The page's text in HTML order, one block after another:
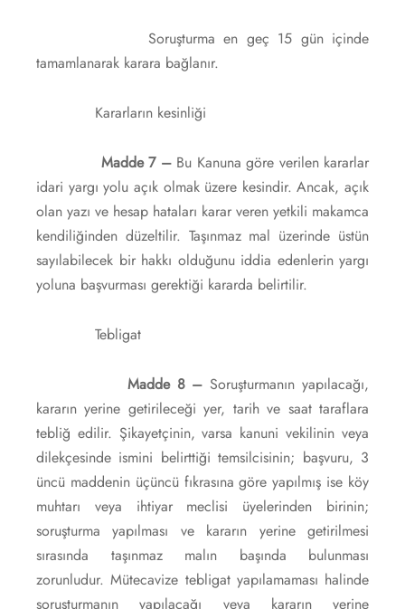
Soruşturma en geç 15 gün içinde
tamamlanarak karara bağlanır.
Kararların kesinliği
Madde 7 – Bu Kanuna göre verilen kararlar
idari yargı yolu açık olmak üzere kesindir. Ancak, açık
olan yazı ve hesap hataları karar veren yetkili makamca
kendiliğinden düzeltilir. Taşınmaz mal üzerinde üstün
sayılabilecek bir hakkı olduğunu iddia edenlerin yargı
yoluna başvurması gerektiği kararda belirtilir.
Tebligat
Madde 8 –Soruşturmanın yapılacağı,
kararın yerine getirileceği yer, tarih ve saat taraflara
tebliğ edilir. Şikayetçinin, varsa kanuni vekilinin veya
dilekçesinde ismini belirttiği temsilcisinin; başvuru, 3
üncü maddenin üçüncü fıkrasına göre yapılmış ise köy
muhtarı veya ihtiyar meclisi üyelerinden birinin;
soruşturma yapılması ve kararın yerine getirilmesi
sırasında taşınmaz malın başında bulunması
zorunludur. Mütecavize tebligat yapılamaması halinde
soruşturmanın yapılacağı veya kararın yerine